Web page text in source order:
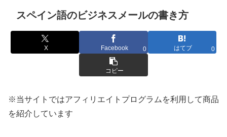
スペイン語のビジネスメールの書き方
X Facebook 0 はてブ 0
コピー
※当サイトではアフィリエイトプログラムを利用して商品
を紹介しています